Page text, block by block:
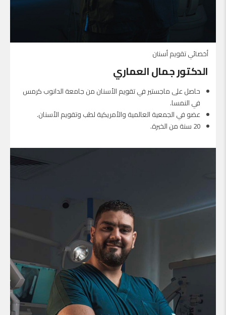
أخصائي تقويم أسنان
الدكتور جمال العماري
حاصل على ماجستير في تقويم الأسنان من جامعة الدانوب كرمس
في النمسا.
عضو في الجمعية العالمية والأمريكية لطب وتقويم الأسنان.
20 سنة من الخبرة.